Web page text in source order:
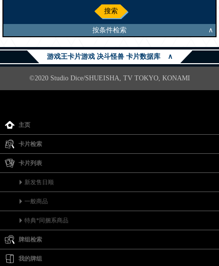
搜索
按条件检索 ∧
游戏王卡片游戏 决斗怪兽 卡片数据库 ∧
©2020 Studio Dice/SHUEISHA, TV TOKYO, KONAMI
主页
卡片检索
卡片列表
新发售日顺
一般商品
特典*同捆系商品
牌组检索
我的牌组